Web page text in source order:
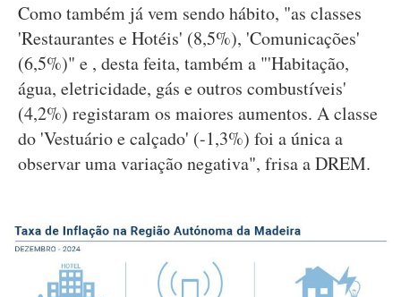
Como também já vem sendo hábito, "as classes
'Restaurantes e Hotéis' (8,5%), 'Comunicações'
(6,5%)" e , desta feita, também a "'Habitação,
água, eletricidade, gás e outros combustíveis'
(4,2%) registaram os maiores aumentos. A classe
do 'Vestuário e calçado' (-1,3%) foi a única a
observar uma variação negativa", frisa a DREM.